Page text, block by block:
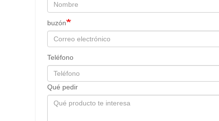
buzón
Teléfono
Qué pedir